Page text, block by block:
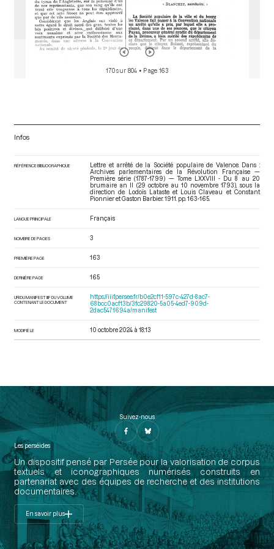
170 sur 804 • Page 163
Infos
RÉFÉRENCE BIBLIOGRAPHIQUE
Lettre et arrêté de la Société populaire de Valence. Dans :
Archives parlementaires de la Révolution Française —
Première série (1787-1799) — Tome LXXVIII - Du 8 au 20
brumaire an II (29 octobre au 10 novembre 1793) , sous la
direction de Lodoïs Lataste et Louis Claveau et Constant
Pionnier et Gaston Barbier. 1911. pp. 163-165.
LANGUE PRINCIPALE Français
NOMBRE DE PAGES 3
PREMIÈRE PAGE 163
DERNIÈRE PAGE 165
URI DU MANIFEST IIIF DU VOLUME
CONTENANT LE DOCUMENT
https://iiif.persee.fr/b0e2cf11-597c-427d-8ac7-
68bcc0acf13b/3fc29820-5a05-4ed7-909d-
2dac5471694a/manifest
MODIFIÉ LE 10 octobre 2024 à 18:13
Suivez-nous
Les perséides
Un dispositif pensé par Persée pour la valorisation de corpus
textuels et iconographiques numérisés construits en
partenariat avec des équipes de recherche et des institutions
documentaires.
En savoir plus